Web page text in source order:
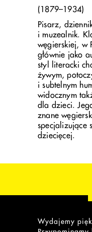
(1879–1934)
Pisarz,
i muzealnik.
węgierskiej, w
głównie jako
styl literacki
żywym,
i subtelnym
widocznym
dla dzieci.
znane
specjalizujące
dziecięcej.
Wydajemy